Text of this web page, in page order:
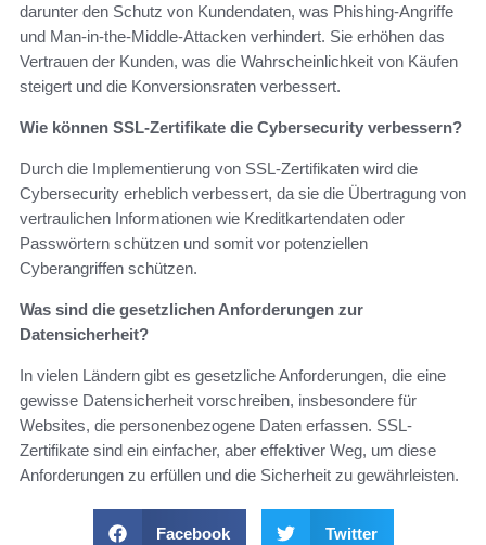
darunter den Schutz von Kundendaten, was Phishing-Angriffe
und Man-in-the-Middle-Attacken verhindert. Sie erhöhen das
Vertrauen der Kunden, was die Wahrscheinlichkeit von Käufen
steigert und die Konversionsraten verbessert.
Wie können SSL-Zertifikate die Cybersecurity verbessern?
Durch die Implementierung von SSL-Zertifikaten wird die
Cybersecurity erheblich verbessert, da sie die Übertragung von
vertraulichen Informationen wie Kreditkartendaten oder
Passwörtern schützen und somit vor potenziellen
Cyberangriffen schützen.
Was sind die gesetzlichen Anforderungen zur
Datensicherheit?
In vielen Ländern gibt es gesetzliche Anforderungen, die eine
gewisse Datensicherheit vorschreiben, insbesondere für
Websites, die personenbezogene Daten erfassen. SSL-
Zertifikate sind ein einfacher, aber effektiver Weg, um diese
Anforderungen zu erfüllen und die Sicherheit zu gewährleisten.
Facebook Twitter